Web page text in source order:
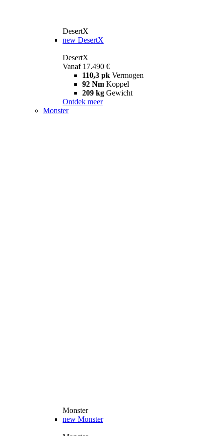
DesertX
new DesertX
DesertX
Vanaf 17.490 €
110,3 pk Vermogen
92 Nm Koppel
209 kg Gewicht
Ontdek meer
Monster
Monster
new Monster